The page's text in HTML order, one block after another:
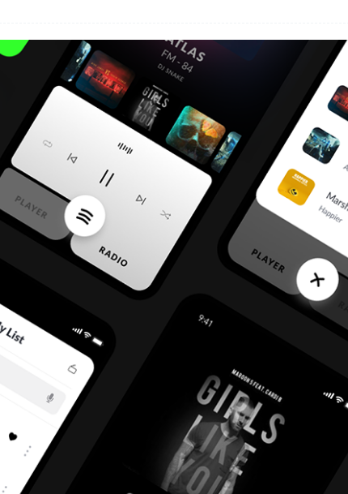
system 表格设计系统 .fig素材 2022-01-15
居app ui设计 .fig素材 2021-12-06
社区电商app ui设计 .xd素材